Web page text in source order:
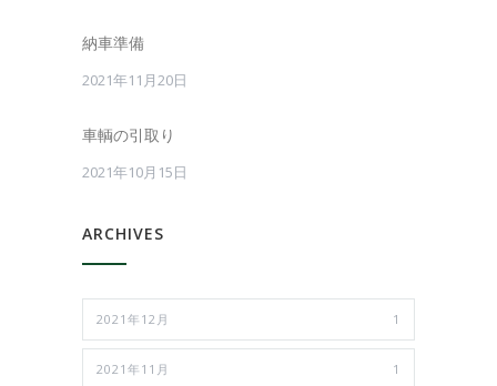
納車準備
2021年11月20日
車輌の引取り
2021年10月15日
ARCHIVES
2021年12月 1
2021年11月 1